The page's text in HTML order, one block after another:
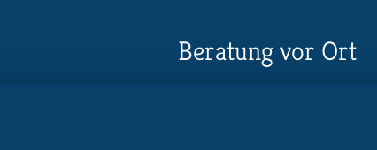
Beratung vor Ort